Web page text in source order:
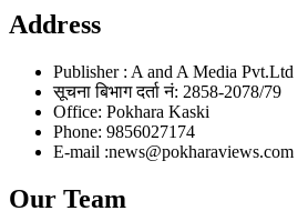
Address
Publisher : A and A Media Pvt.Ltd
सूचना बिभाग दर्ता नं: 2858-2078/79
Office: Pokhara Kaski
Phone: 9856027174
E-mail :news@pokharaviews.com
Our Team